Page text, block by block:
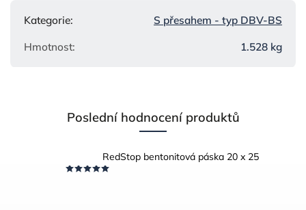
Kategorie: S přesahem - typ DBV-BS
Hmotnost: 1.528 kg
Poslední hodnocení produktů
RedStop bentonitová páska 20 x 25